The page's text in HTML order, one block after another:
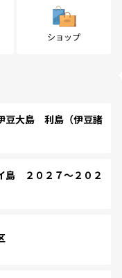
ショップ
大島 利島（伊豆諸
２０２７～２０２